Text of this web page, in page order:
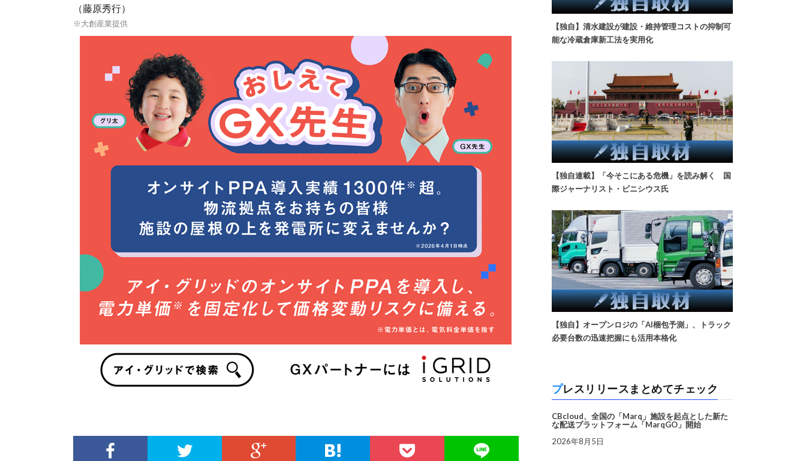
（藤原秀行）
※大創産業提供
【独自】清水建設が建設・維持管理コストの抑制可
能な冷蔵倉庫新工法を実用化
【独自連載】「今そこにある危機」を読み解く 国
際ジャーナリスト・ビニシウス氏
【独自】オープンロジの「AI梱包予測」、トラック
必要台数の迅速把握にも活用本格化
プレスリリースまとめてチェック
CBcloud、全国の「Marq」施設を起点とした新た
な配送プラットフォーム「MarqGO」開始
2026年8月5日